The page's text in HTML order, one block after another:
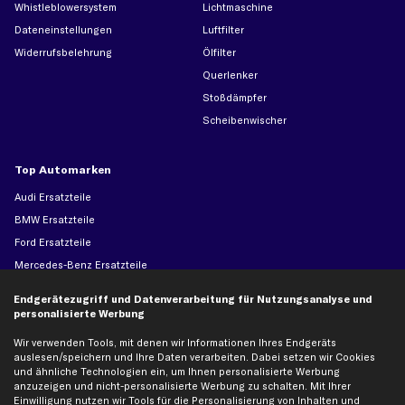
Whistleblowersystem
Dateneinstellungen
Widerrufsbelehrung
Lichtmaschine
Luftfilter
Ölfilter
Querlenker
Stoßdämpfer
Scheibenwischer
Top Automarken
Audi Ersatzteile
BMW Ersatzteile
Ford Ersatzteile
Mercedes-Benz Ersatzteile
Peugeot Ersatzteile
Seat Ersatzteile
Skoda Ersatzteile
VW Ersatzteile
Endgerätezugriff und Datenverarbeitung für Nutzungsanalyse und
personalisierte Werbung
Wir verwenden Tools, mit denen wir Informationen Ihres Endgeräts
auslesen/speichern und Ihre Daten verarbeiten. Dabei setzen wir Cookies
und ähnliche Technologien ein, um Ihnen personalisierte Werbung
anzuzeigen und nicht-personalisierte Werbung zu schalten. Mit Ihrer
Einwilligung nutzen wir Tools für die Personalisierung von Inhalten und